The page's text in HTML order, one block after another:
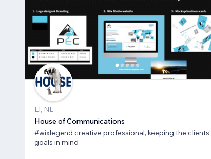
LI, NL
House of Communications
#wixlegend creative professional, keeping the clients'
goals in mind